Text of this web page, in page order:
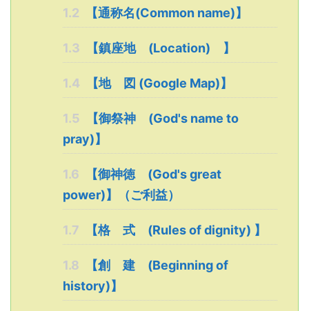
1.2 【通称名(Common name)】
1.3 【鎮座地 (Location) 】
1.4 【地 図 (Google Map)】
1.5
【御祭神 (God's name to
pray)】
1.6
【御神徳 (God's great
power)】（ご利益）
1.7 【格 式 (Rules of dignity) 】
1.8
【創 建 (Beginning of
history)】